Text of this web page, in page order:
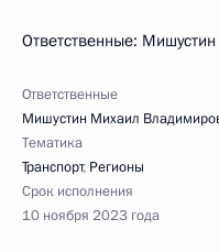
Ответственные:
Ответственные
Мишустин Михаил
Тематика
Транспорт, Регионы
Срок исполнения
10 ноября 2023 года